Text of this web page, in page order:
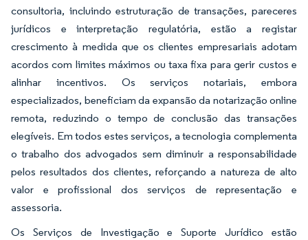
consultoria, incluindo estruturação de transações, pareceres
jurídicos e interpretação regulatória, estão a registar
crescimento à medida que os clientes empresariais adotam
acordos com limites máximos ou taxa fixa para gerir custos e
alinhar incentivos. Os serviços notariais, embora
especializados, beneficiam da expansão da notarização online
remota, reduzindo o tempo de conclusão das transações
elegíveis. Em todos estes serviços, a tecnologia complementa
o trabalho dos advogados sem diminuir a responsabilidade
pelos resultados dos clientes, reforçando a natureza de alto
valor e profissional dos serviços de representação e
assessoria.
Os Serviços de Investigação e Suporte Jurídico estão